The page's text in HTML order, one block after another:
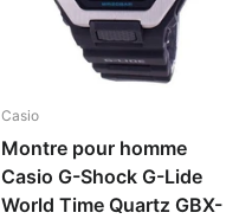
Casio
Montre pour homme
Casio G-Shock G-Lide
World Time Quartz GBX-